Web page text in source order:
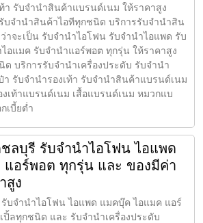
า รับจำนำสินค้าแบรนด์เนม ให้ราคาสูง
บจำนำสินค้าไอทีทุกชนิด บริการรับจำนำสิน
าจะเป็น รับจำนำไอโฟน รับจำนำไอแพด รับ
อแมค รับจำนำแอร์พอต ทุกรุ่น ให้ราคาสูง
บริการรับจำนำเครื่องประดับ รับจำนำ
า รับจำนำรองเท้า รับจำนำสินค้าแบรนด์เนม
เท้าแบรนด์เนม เสื้อแบรนด์เนม หมวกแบ
เบี้ยต่ำ
ลบุรี รับจำนำไอโฟน ไอแพด
อร์พอต ทุกรุ่น และ ของมีค่า
สูง
บจำนำไอโฟน ไอแพด แมคบุ๊ค ไอแมค แอร์
ลทุกชนิด และ รับจำนำเครื่องประดับ